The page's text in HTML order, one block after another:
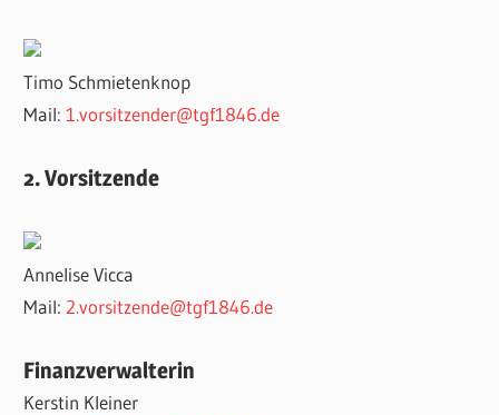
Timo Schmietenknop
Mail:1.vorsitzender@tgf1846.de
2. Vorsitzende
Annelise Vicca
Mail: 2.vorsitzende@tgf1846.de
Finanzverwalterin
Kerstin Kleiner